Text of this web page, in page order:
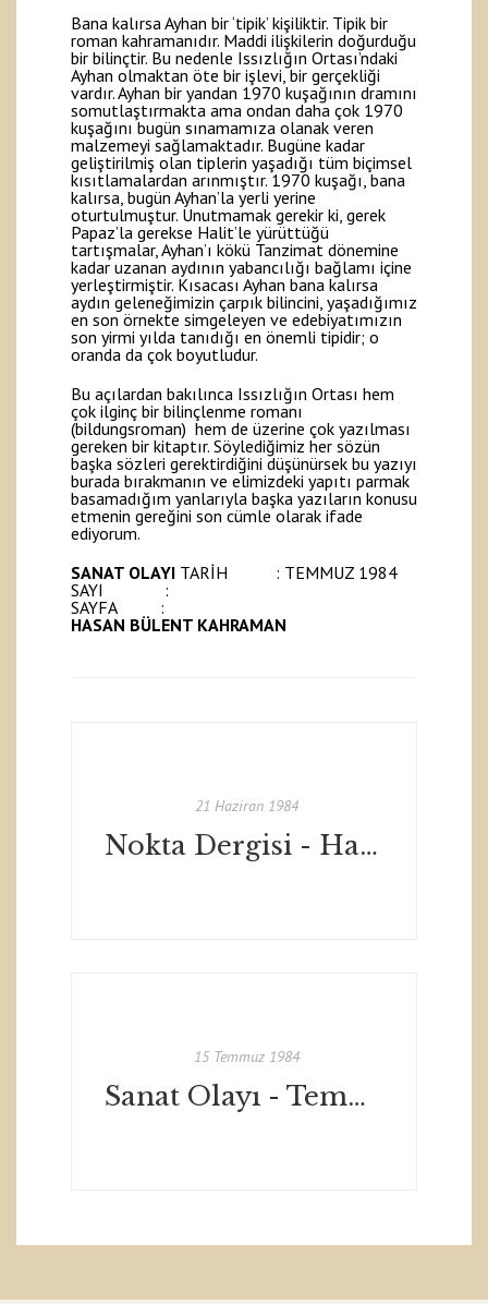
Bana kalırsa Ayhan bir ‘tipik’ kişiliktir. Tipik bir
roman kahramanıdır. Maddi ilişkilerin doğurduğu
bir bilinçtir. Bu nedenle Issızlığın Ortası’ndaki
Ayhan olmaktan öte bir işlevi, bir gerçekliği
vardır. Ayhan bir yandan 1970 kuşağının dramını
somutlaştırmakta ama ondan daha çok 1970
kuşağını bugün sınamamıza olanak veren
malzemeyi sağlamaktadır. Bugüne kadar
geliştirilmiş olan tiplerin yaşadığı tüm biçimsel
kısıtlamalardan arınmıştır. 1970 kuşağı, bana
kalırsa, bugün Ayhan’la yerli yerine
oturtulmuştur. Unutmamak gerekir ki, gerek
Papaz’la gerekse Halit’le yürüttüğü
tartışmalar, Ayhan’ı kökü Tanzimat dönemine
kadar uzanan aydının yabancılığı bağlamı içine
yerleştirmiştir. Kısacası Ayhan bana kalırsa
aydın geleneğimizin çarpık bilincini, yaşadığımız
en son örnekte simgeleyen ve edebiyatımızın
son yirmi yılda tanıdığı en önemli tipidir; o
oranda da çok boyutludur.
Bu açılardan bakılınca Issızlığın Ortası hem
çok ilginç bir bilinçlenme romanı
(bildungsroman) hem de üzerine çok yazılması
gereken bir kitaptır. Söylediğimiz her sözün
başka sözleri gerektirdiğini düşünürsek bu yazıyı
burada bırakmanın ve elimizdeki yapıtı parmak
basamadığım yanlarıyla başka yazıların konusu
etmenin gereğini son cümle olarak ifade
ediyorum.
SANAT OLAYI TARİH : TEMMUZ 1984
SAYI :
SAYFA :
HASAN BÜLENT KAHRAMAN
21 Haziran 1984
Nokta Dergisi - Haziran 1984
15 Temmuz 1984
Sanat Olayı - Temmuz 1984